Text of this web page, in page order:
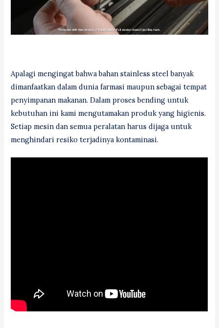
Apalagi mengingat bahwa bahan stainless steel banyak
dimanfaatkan dalam dunia farmasi maupun sebagai tempat
penyimpanan makanan. Dalam proses bending untuk
kebutuhan ini kami mengutamakan produk yang higienis.
Setiap mesin dan semua peralatan harus dijaga untuk
menghindari resiko terjadinya kontaminasi.